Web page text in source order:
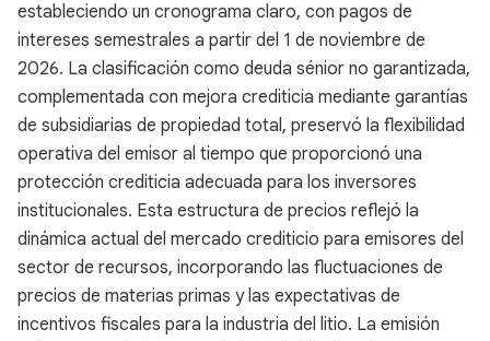
estableciendo un cronograma claro, con pagos de
intereses semestrales a partir del 1 de noviembre de
2026. La clasificación como deuda sénior no garantizada,
complementada con mejora crediticia mediante garantías
de subsidiarias de propiedad total, preservó la flexibilidad
operativa del emisor al tiempo que proporcionó una
protección crediticia adecuada para los inversores
institucionales. Esta estructura de precios reflejó la
dinámica actual del mercado crediticio para emisores del
sector de recursos, incorporando las fluctuaciones de
precios de materias primas y las expectativas de
incentivos fiscales para la industria del litio. La emisión